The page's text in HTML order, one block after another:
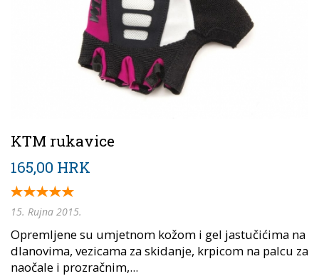
KTM rukavice
165,00 HRK
15. Rujna 2015.
Opremljene su umjetnom kožom i gel jastučićima na
dlanovima, vezicama za skidanje, krpicom na palcu za
naočale i prozračnim,...